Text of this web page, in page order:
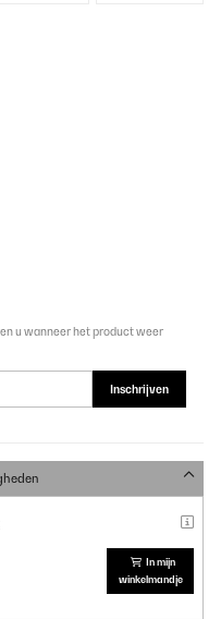
u wanneer het product weer
Inschrijven
In mijn
winkelmandje